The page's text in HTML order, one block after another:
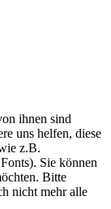
ihnen sind
uns helfen, diese
z.B.
Sie können
Bitte
nicht mehr alle